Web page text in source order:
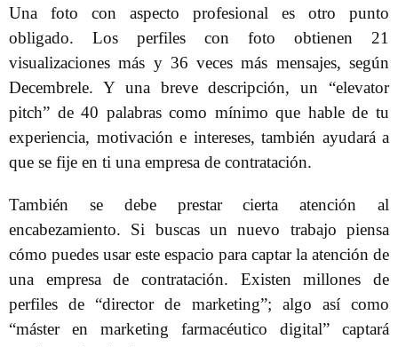
Una foto con aspecto profesional es otro punto
obligado. Los perfiles con foto obtienen 21
visualizaciones más y 36 veces más mensajes, según
Decembrele. Y una breve descripción, un “elevator
pitch” de 40 palabras como mínimo que hable de tu
experiencia, motivación e intereses, también ayudará a
que se fije en ti una empresa de contratación.
También se debe prestar cierta atención al
encabezamiento. Si buscas un nuevo trabajo piensa
cómo puedes usar este espacio para captar la atención de
una empresa de contratación. Existen millones de
perfiles de “director de marketing”; algo así como
“máster en marketing farmacéutico digital” captará